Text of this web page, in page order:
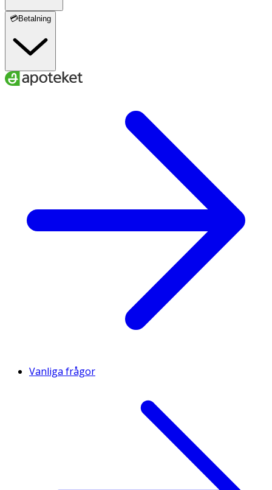
💳Betalning
Vanliga frågor